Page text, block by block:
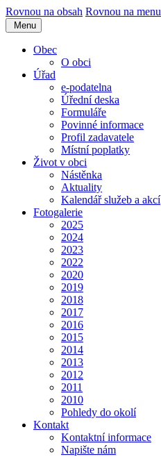
Rovnou na obsah Rovnou na menu
Menu
Obec
O obci
Úřad
e-podatelna
Úřední deska
Formuláře
Povinné informace
Profil zadavatele
Místní poplatky
Život v obci
Nástěnka
Aktuality
Kalendář služeb a akcí
Fotogalerie
2025
2024
2023
2022
2020
2019
2018
2017
2016
2015
2014
2013
2012
2011
2010
Pohledy do okolí
Kontakt
Kontaktní informace
Napište nám